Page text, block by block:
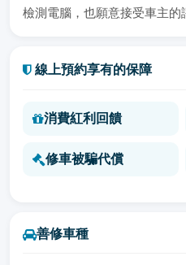
檢測電腦，也願意接受車主的
線上預約享有的保障
消費紅利回饋
修車被騙代償
善修車種